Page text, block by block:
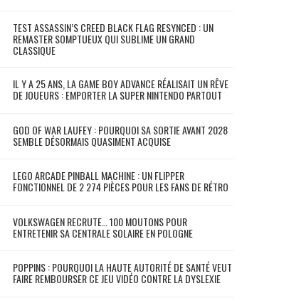
TEST ASSASSIN’S CREED BLACK FLAG RESYNCED : UN
REMASTER SOMPTUEUX QUI SUBLIME UN GRAND
CLASSIQUE
IL Y A 25 ANS, LA GAME BOY ADVANCE RÉALISAIT UN RÊVE
DE JOUEURS : EMPORTER LA SUPER NINTENDO PARTOUT
GOD OF WAR LAUFEY : POURQUOI SA SORTIE AVANT 2028
SEMBLE DÉSORMAIS QUASIMENT ACQUISE
LEGO ARCADE PINBALL MACHINE : UN FLIPPER
FONCTIONNEL DE 2 274 PIÈCES POUR LES FANS DE RÉTRO
VOLKSWAGEN RECRUTE… 100 MOUTONS POUR
ENTRETENIR SA CENTRALE SOLAIRE EN POLOGNE
POPPINS : POURQUOI LA HAUTE AUTORITÉ DE SANTÉ VEUT
FAIRE REMBOURSER CE JEU VIDÉO CONTRE LA DYSLEXIE